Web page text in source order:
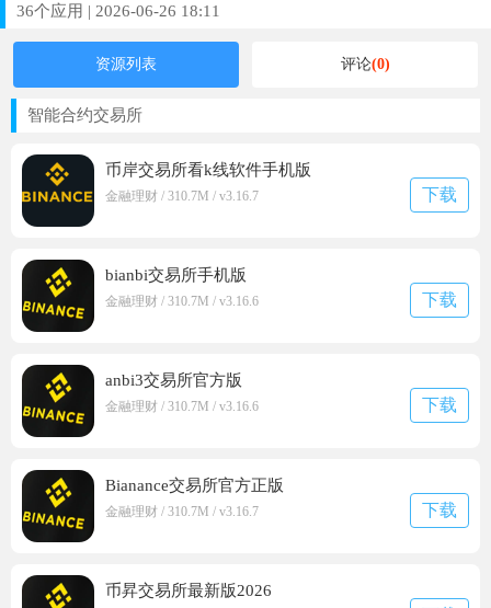
36个应用 | 2026-06-26 18:11
资源列表 评论(0)
智能合约交易所
币岸交易所看k线软件手机版
金融理财 / 310.7M / v3.16.7 下载
bianbi交易所手机版
金融理财 / 310.7M / v3.16.6 下载
anbi3交易所官方版
金融理财 / 310.7M / v3.16.6 下载
Bianance交易所官方正版
金融理财 / 310.7M / v3.16.7 下载
币昇交易所最新版2026